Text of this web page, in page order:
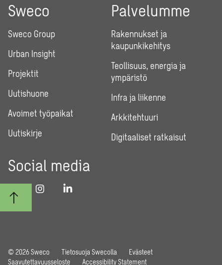
Sweco
Sweco Group
Urban Insight
Projektit
Uutishuone
Avoimet työpaikat
Uutiskirje
Palvelumme
Rakennukset ja
kaupunkikehitys
Teollisuus, energia ja
ympäristö
Infra ja liikenne
Arkkitehtuuri
Digitaaliset ratkaisut
Social media
© 2026 Sweco Tietosuoja Swecolla
Evästeet
Saavutettavuusseloste
Accessibility Statement